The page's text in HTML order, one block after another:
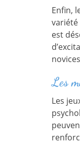
Enfin,
variété
est
Les
Les